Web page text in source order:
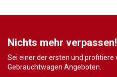
Nichts mehr verpassen!
Sei einer der ersten und profitiere
Gebrauchtwagen Angeboten.